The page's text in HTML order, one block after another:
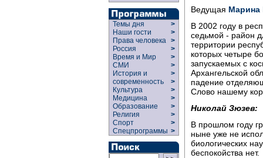
Темы дня
>
Наши гости
>
Права человека >
Россия
>
Время и Мир
>
СМИ
>
История и
современность
>
>
Культура
>
Медицина
>
Образование
>
Религия
>
Спорт
>
Спецпрограммы >
Ведущая Марина
В 2002 году в
седьмой - район
территории
которых четыре
запускаемых с
Архангельской
падение
Слово нашему
Николай Зюзев:
В прошлом году
ныне уже не
биологических
беспокойства нет.